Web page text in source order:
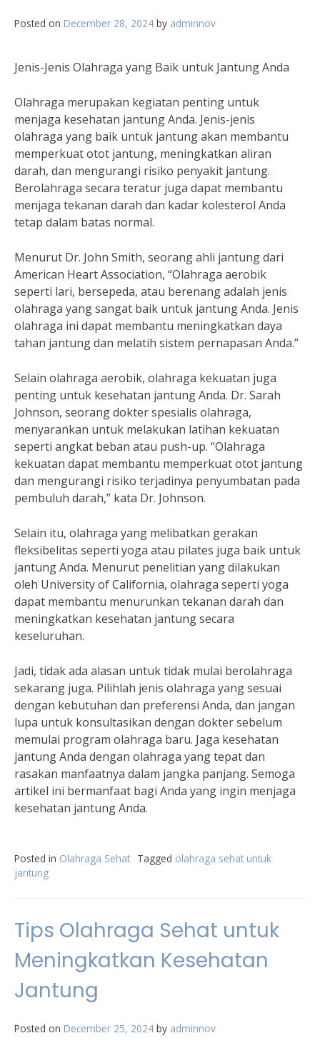
Posted on December 28, 2024 by adminnov
Jenis-Jenis Olahraga yang Baik untuk Jantung Anda
Olahraga merupakan kegiatan penting untuk
menjaga kesehatan jantung Anda. Jenis-jenis
olahraga yang baik untuk jantung akan membantu
memperkuat otot jantung, meningkatkan aliran
darah, dan mengurangi risiko penyakit jantung.
Berolahraga secara teratur juga dapat membantu
menjaga tekanan darah dan kadar kolesterol Anda
tetap dalam batas normal.
Menurut Dr. John Smith, seorang ahli jantung dari
American Heart Association, “Olahraga aerobik
seperti lari, bersepeda, atau berenang adalah jenis
olahraga yang sangat baik untuk jantung Anda. Jenis
olahraga ini dapat membantu meningkatkan daya
tahan jantung dan melatih sistem pernapasan Anda.”
Selain olahraga aerobik, olahraga kekuatan juga
penting untuk kesehatan jantung Anda. Dr. Sarah
Johnson, seorang dokter spesialis olahraga,
menyarankan untuk melakukan latihan kekuatan
seperti angkat beban atau push-up. “Olahraga
kekuatan dapat membantu memperkuat otot jantung
dan mengurangi risiko terjadinya penyumbatan pada
pembuluh darah,” kata Dr. Johnson.
Selain itu, olahraga yang melibatkan gerakan
fleksibelitas seperti yoga atau pilates juga baik untuk
jantung Anda. Menurut penelitian yang dilakukan
oleh University of California, olahraga seperti yoga
dapat membantu menurunkan tekanan darah dan
meningkatkan kesehatan jantung secara
keseluruhan.
Jadi, tidak ada alasan untuk tidak mulai berolahraga
sekarang juga. Pilihlah jenis olahraga yang sesuai
dengan kebutuhan dan preferensi Anda, dan jangan
lupa untuk konsultasikan dengan dokter sebelum
memulai program olahraga baru. Jaga kesehatan
jantung Anda dengan olahraga yang tepat dan
rasakan manfaatnya dalam jangka panjang. Semoga
artikel ini bermanfaat bagi Anda yang ingin menjaga
kesehatan jantung Anda.
Posted in Olahraga Sehat Tagged olahraga sehat untuk
jantung
Tips Olahraga Sehat untuk
Meningkatkan Kesehatan
Jantung
Posted on December 25, 2024 by adminnov